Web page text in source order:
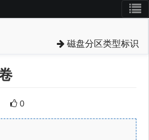
磁盘分区类型标识
0